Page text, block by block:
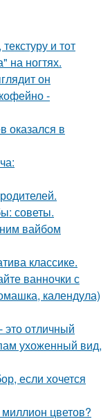
и тот
на ногтях.
он
-
оказался в
советы.
вайбом
классике.
ванночки с
календула)
это отличный
ухоженный вид,
если хочется
миллион цветов?